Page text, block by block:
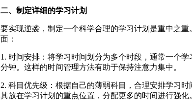
二、制定详细的学习计划
要实现逆袭，制定一个科学合理的学习计划是重中之
面：
1. 时间安排：将学习时间划分为多个时段，通常一个
分钟。这样的时间管理方法有助于保持注意力集中。
2. 科目优先级：根据自己的薄弱科目，合理安排学习
其放在学习计划的重点位置，分配更多的时间进行强化